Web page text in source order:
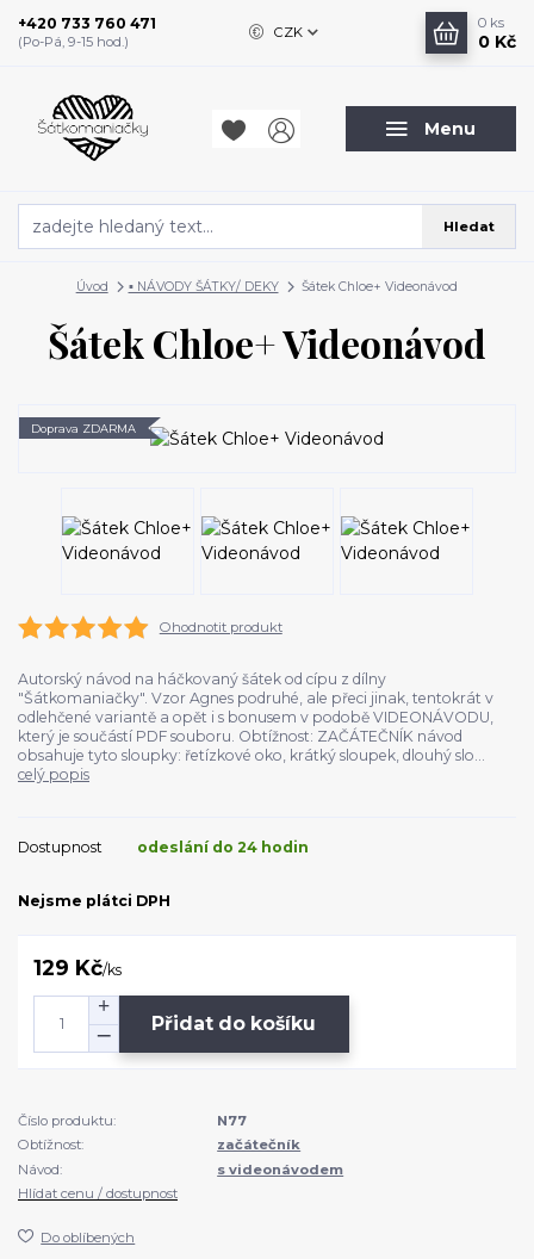
Menu
CZK
Hledat
+420 733 760 471
(Po-Pá, 9-15 hod.)
0 ks
0 Kč
Úvod ▪️ NÁVODY ŠÁTKY/ DEKY Šátek Chloe+ Videonávod
Šátek Chloe+ Videonávod
Doprava ZDARMA
Ohodnotit produkt
Autorský návod na háčkovaný šátek od cípu z dílny
"Šátkomaniačky". Vzor Agnes podruhé, ale přeci jinak, tentokrát v
odlehčené variantě a opět i s bonusem v podobě VIDEONÁVODU,
který je součástí PDF souboru. Obtížnost: ZAČÁTEČNÍK návod
obsahuje tyto sloupky: řetízkové oko, krátký sloupek, dlouhý slo...
celý popis
Dostupnost odeslání do 24 hodin
Nejsme plátci DPH
129 Kč/ks
Přidat do košíku
Číslo produktu:
N77
Obtížnost:
začátečník
Návod:
s videonávodem
Hlídat cenu / dostupnost
Do oblíbených